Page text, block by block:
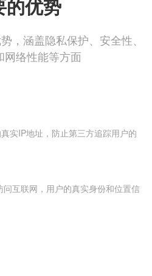
的优势
，涵盖隐私保护、安全性、
网络性能等方面
实IP地址，防止第三方追踪用户的
问互联网，用户的真实身份和位置信